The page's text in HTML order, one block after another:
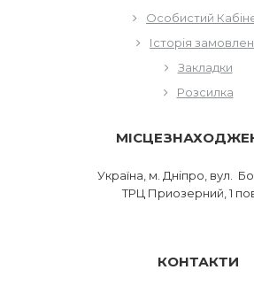
Особистий
Історія
Закладки
Розсилка
Україна, м. Дніпро, вул.
ТРЦ Приозерний, 1
КОНТАКТИ